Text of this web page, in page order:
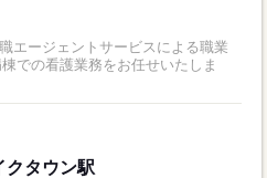
エージェントサービスによる職業
での看護業務をお任せいたしま
クタウン駅